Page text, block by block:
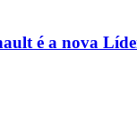
é a nova